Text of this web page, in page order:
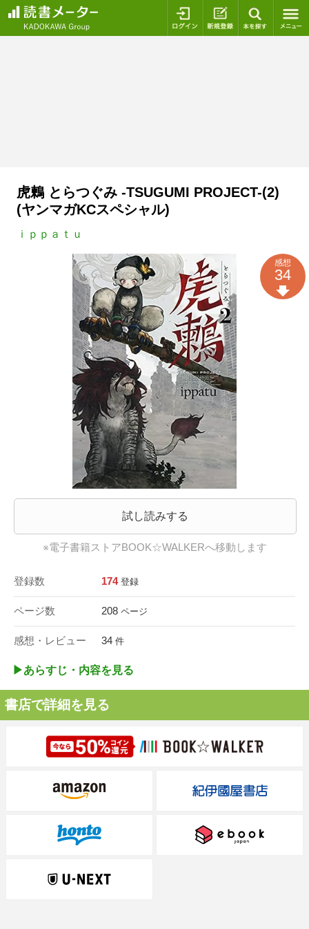
ログイン 新規登録
虎鶫 とらつぐみ -TSUGUMI PROJECT-(2)
(ヤンマガKCスペシャル)
ｉｐｐａｔｕ
試し読みする
※電子書籍ストアBOOK☆WALKERへ移動します
登録数 174 登録
ページ数 208 ページ
感想・レビュー 34 件
感想
34
▶︎あらすじ・内容を見る
書店で詳細を見る